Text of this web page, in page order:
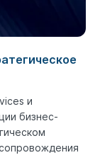
и
бизнес-